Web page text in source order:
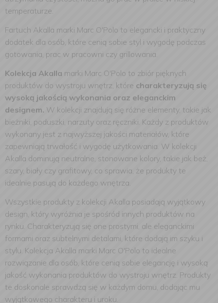
temperaturze.
Fartuch Akalla marki Marc O'Polo to elegancki i praktyczny
dodatek dla osób, które cenią sobie styl i wygodę podczas
gotowania, prac w pracowni czy grillowania.
Kolekcja Akalla marki Marc O'Polo to zbiór pięknych
produktów do wystroju wnętrz, które charakteryzują się
wysoką jakością wykonania oraz eleganckim
designem. W kolekcji znajdują się różne elementy, takie jak
bieżniki, poduszki, narzuty oraz ręczniki. Każdy z produktów
wykonany jest z najwyższej jakości materiałów, które
zapewniają trwałość i wygodę użytkowania. W kolekcji
Akalla dominują neutralne, stonowane kolory, takie jak beż,
szary, biały czy grafitowy, co sprawia, że produkty te
idealnie pasują do każdego wnętrza.
Wszystkie produkty z kolekcji Akalla posiadają wyjątkowy
design, który wyróżnia je spośród innych produktów na
rynku. Charakteryzują się one prostymi, ale eleganckimi
formami oraz subtelnymi detalami, które dodają im szyku i
stylu. Kolekcja Akalla marki Marc O'Polo to idealne
rozwiązanie dla osób, które cenią sobie elegancję i wysoką
jakość wykonania produktów do wystroju wnętrz. Produkty
te doskonale sprawdzą się w każdym domu, dodając mu
wyjątkowego charakteru i uroku.